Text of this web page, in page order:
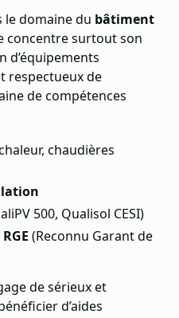
le domaine du bâtiment
concentre surtout son
d’équipements
respectueux de
de compétences
chaudières
500, Qualisol CESI)
(Reconnu Garant de
de sérieux et
d’aides